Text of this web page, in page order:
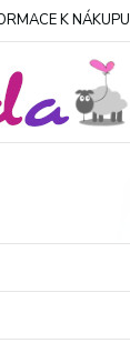
K NÁKUPU